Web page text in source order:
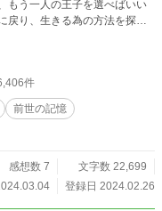
見つけた。彼は、『冷酷な英
件
前世の記憶
感想数 7
文字数 22,699
登録日 2024.02.26